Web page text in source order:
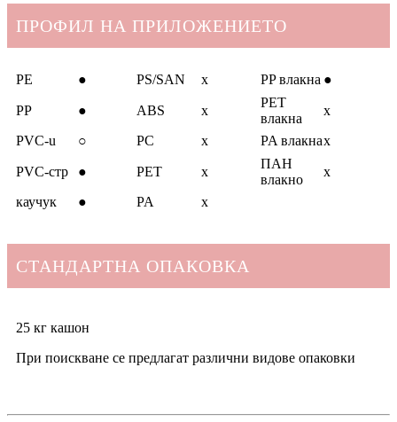
ПРОФИЛ НА ПРИЛОЖЕНИЕТО
PE ● PS/SAN x PP влакна ●
PP ● ABS x
PET
влакна
x
PVC-u
○ PC x PA влакнаx
PVC-стр ● PET x
ПАН
влакно
x
каучук
● PA x
СТАНДАРТНА ОПАКОВКА
25 кг кашон
При поискване се предлагат различни видове опаковки